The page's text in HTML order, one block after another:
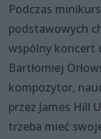
Podczas
podstawowych
wspólny koncert
Bartłomiej
kompozytor,
przez James Hill
trzeba mieć